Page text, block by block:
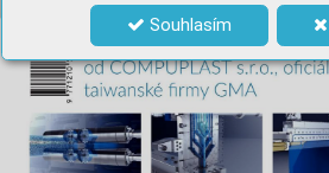
Souhlasím